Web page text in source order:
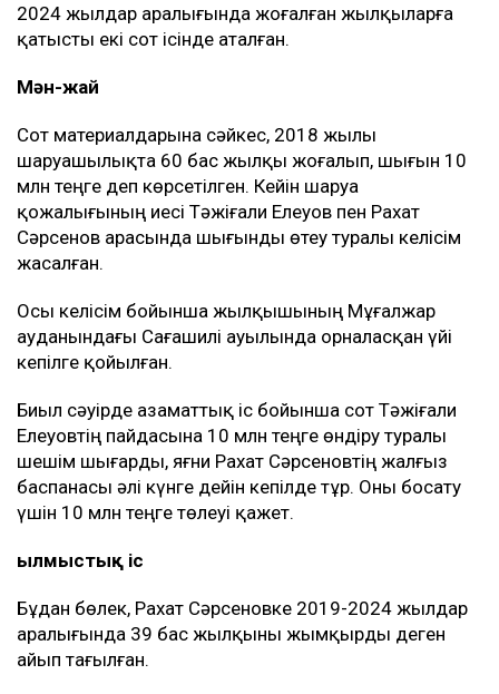
2024 жылдар аралығында жоғалған жылқыларға
қатысты екі сот ісінде аталған.
Мән-жай
Сот материалдарына сәйкес, 2018 жылы
шаруашылықта 60 бас жылқы жоғалып, шығын 10
млн теңге деп көрсетілген. Кейін шаруа
қожалығының иесі Тәжіғали Елеуов пен Рахат
Сәрсенов арасында шығынды өтеу туралы келісім
жасалған.
Осы келісім бойынша жылқышының Мұғалжар
ауданындағы Сағашилі ауылында орналасқан үйі
кепілге қойылған.
Биыл сәуірде азаматтық іс бойынша сот Тәжіғали
Елеуовтің пайдасына 10 млн теңге өндіру туралы
шешім шығарды, яғни Рахат Сәрсеновтің жалғыз
баспанасы әлі күнге дейін кепілде тұр. Оны босату
үшін 10 млн теңге төлеуі қажет.
Қылмыстық іс
Бұдан бөлек, Рахат Сәрсеновке 2019-2024 жылдар
аралығында 39 бас жылқыны жымқырды деген
айып тағылған.